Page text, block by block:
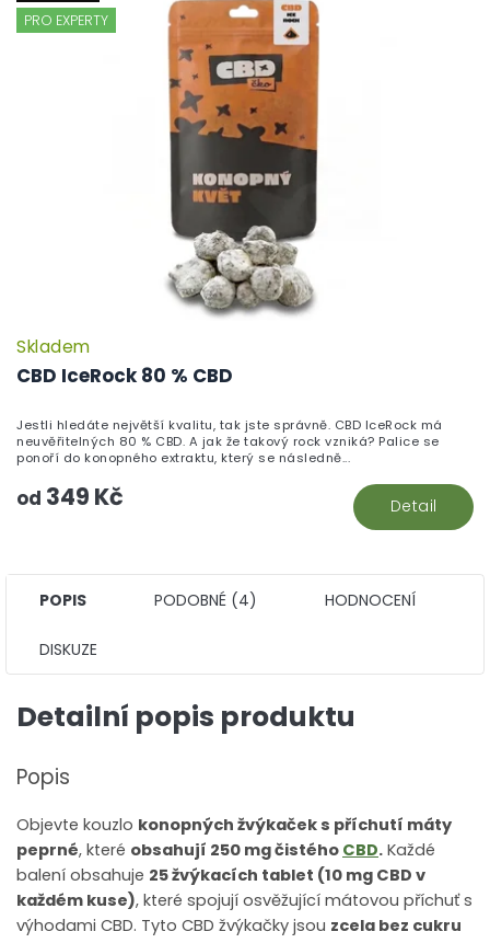
PRO EXPERTY
CBD IceRock 80 % CBD
Skladem
od 349 Kč Detail
Jestli hledáte největší kvalitu, tak jste správně. CBD IceRock má
neuvěřitelných 80 % CBD. A jak že takový rock vzniká? Palice se
ponoří do konopného extraktu, který se následně...
POPIS PODOBNÉ (4) HODNOCENÍ
DISKUZE
Detailní popis produktu
Popis
Objevte kouzlo konopných žvýkaček s příchutí máty
peprné, které obsahují 250 mg čistého CBD. Každé
balení obsahuje 25 žvýkacích tablet (10 mg CBD v
každém kuse), které spojují osvěžující mátovou příchuť s
výhodami CBD. Tyto CBD žvýkačky jsou zcela bez cukru